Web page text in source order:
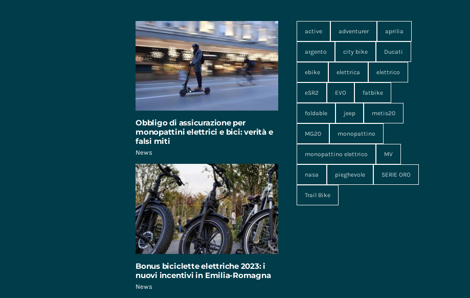
Obbligo di assicurazione per
monopattini elettrici e bici: verità e
falsi miti
News
Bonus biciclette elettriche 2023: i
nuovi incentivi in Emilia-Romagna
News
active adventurer aprilia
argento city bike Ducati
ebike elettrica elettrico
eSR2 EVO fatbike
foldable jeep metis20
MG20 monopattino
monopattino elettrico MV
nasa pieghevole SERIE ORO
Trail Bike